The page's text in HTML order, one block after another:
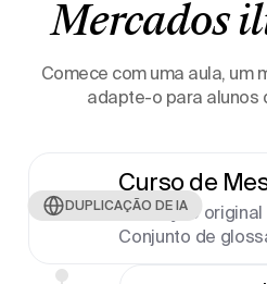
Mercados
Comece com uma aula, um
adapte-o para alunos
Curso de
Gravação original
Conjunto de
DUPLICAÇÃO DE IA